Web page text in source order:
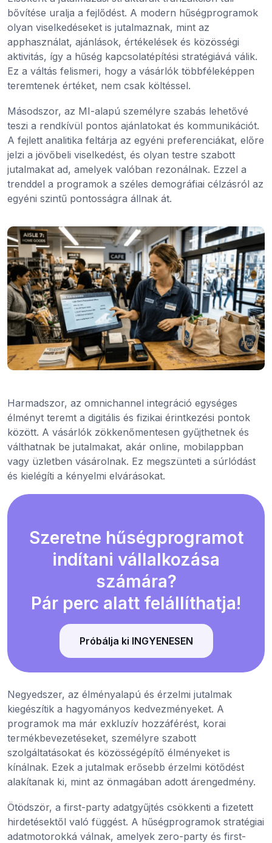
bővítése uralja a fejlődést. A modern hűségprogramok
olyan viselkedéseket is jutalmaznak, mint az
apphasználat, ajánlások, értékelések és közösségi
aktivitás, így a hűség kapcsolatépítési stratégiává válik.
Ez a váltás felismeri, hogy a vásárlók többféleképpen
teremtenek értéket, nem csak költéssel.
Másodszor, az MI-alapú személyre szabás lehetővé
teszi a rendkívül pontos ajánlatokat és kommunikációt.
A fejlett analitika feltárja az egyéni preferenciákat, előre
jelzi a jövőbeli viselkedést, és olyan testre szabott
jutalmakat ad, amelyek valóban rezonálnak. Ezzel a
trenddel a programok a széles demográfiai célzásról az
egyéni szintű pontosságra állnak át.
Harmadszor, az omnichannel integráció egységes
élményt teremt a digitális és fizikai érintkezési pontok
között. A vásárlók zökkenőmentesen gyűjthetnek és
válthatnak be jutalmakat, akár online, mobilappban
vagy üzletben vásárolnak. Ez megszünteti a súrlódást
és kielégíti a kényelmi elvárásokat.
Szeretne hűségprogramot
indítani vállalkozása
számára?
Pár perc alatt felállíthatja!
Próbálja ki INGYENESEN
Negyedszer, az élményalapú és érzelmi jutalmak
kiegészítik a hagyományos kedvezményeket. A
programok ma már exkluzív hozzáférést, korai
termékbevezetéseket, személyre szabott
szolgáltatásokat és közösségépítő élményeket is
kínálnak. Ezek a jutalmak erősebb érzelmi kötődést
alakítanak ki, mint az önmagában adott árengedmény.
Ötödször, a first-party adatgyűjtés csökkenti a fizetett
hirdetésektől való függést. A hűségprogramok stratégiai
adatmotorokká válnak, amelyek zero-party és first-